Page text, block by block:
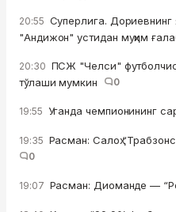
20:55 Суперлига. Дориевнинг
"Андижон" устидан муҳим
20:30 ПСЖ "Челси"
тўлаши мумкин
0
19:55 Уганда чемпионининг
19:35 Расман: Салоҳ
0
19:07 Расман: Диоманде —